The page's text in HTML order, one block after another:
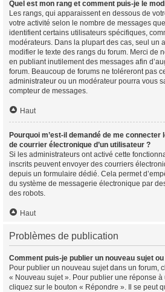
Quel est mon rang et comment puis-je le
Les rangs, qui apparaissent en dessous de
votre activité selon le nombre de messages
identifient certains utilisateurs spécifiques,
modérateurs. Dans la plupart des cas, seul un
modifier le texte des rangs du forum. Merci de
en publiant inutilement des messages afin
forum. Beaucoup de forums ne toléreront pas
administrateur ou un modérateur pourra vous
compteur de messages.
Haut
Pourquoi m’est-il demandé de me
de courrier électronique d’un utilisateur ?
Si les administrateurs ont activé cette
inscrits peuvent envoyer des courriers
depuis un formulaire dédié. Cela permet
du système de messagerie électronique par
des robots.
Haut
Problèmes de publication
Comment puis-je publier un nouveau sujet
Pour publier un nouveau sujet dans un forum,
« Nouveau sujet ». Pour publier une réponse
cliquez sur le bouton « Répondre ». Il se peut